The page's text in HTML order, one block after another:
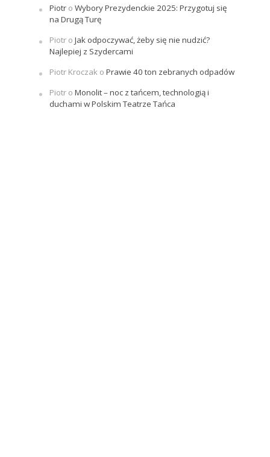
Piotro Wybory Prezydenckie 2025: Przygotuj się
na Drugą Turę
Piotro Jak odpoczywać, żeby się nie nudzić?
Najlepiej z Szydercami
Piotr Kroczak o Prawie 40 ton zebranych odpadów
Piotro Monolit – noc z tańcem, technologią i
duchami w Polskim Teatrze Tańca